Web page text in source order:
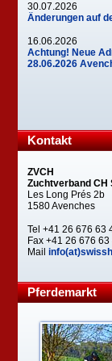
30.07.2026
Änderungen auf
16.06.2026
Achtung! Neue
28.06.2026
Kontakt
ZVCH
Zuchtverband CH
Les Long Prés 2b
1580 Avenches
Tel +41 26 676 63
Fax +41 26 676 63
Mail
Pferdemarkt